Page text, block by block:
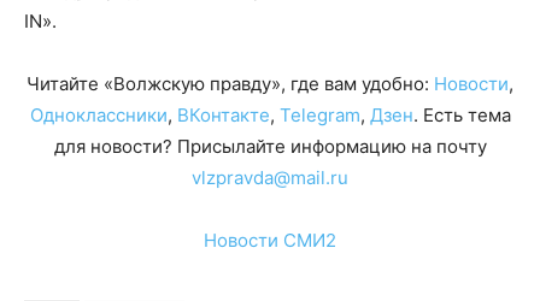
IN».
Читайте «Волжскую правду», где вам удобно: Новости,
Одноклассники, ВКонтакте, Telegram, Дзен. Есть тема
для новости? Присылайте информацию на почту
vlzpravda@mail.ru
Новости СМИ2